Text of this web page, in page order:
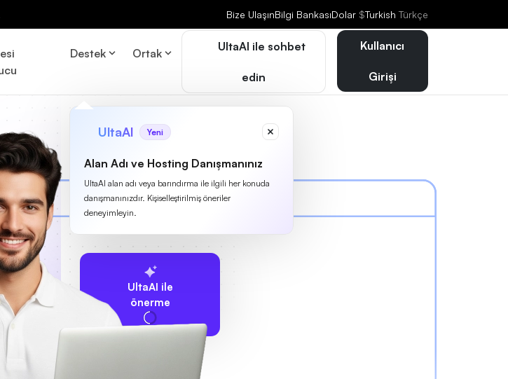
Bize UlaşınBilgi BankasıDolar $Turkish Türkçe
Destek Ortak UltaAI ile sohbet
edin
UltaAI Yeni
Alan Adı ve Hosting Danışmanınız
UltaAI alan adı veya barındırma ile ilgili her konuda
danışmanınızdır. Kişiselleştirilmiş öneriler
deneyimleyin.
Kullanıcı
Girişi
UltaAI ile
önerme